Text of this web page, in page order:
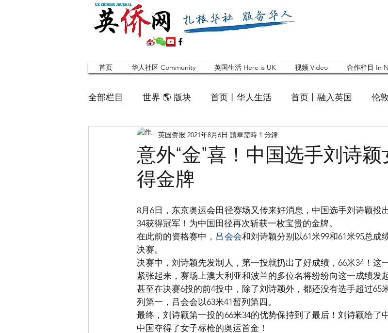
首页 华人社区 Community 英国生活 Here is UK 视频 Video 合作栏目 In
全部栏目 世界 🌎 版块 首页丨华人生活 首页丨融入英国 伦
英国脱宅指南 Time out 英国快乐肥宅指南 Cola
寻找组织 Friends
合作栏目 留学生 英国白金汉大学中国校友会
意外“金”喜！中国选手刘诗
得金牌
英国侨报 2021年8月6日 讀畢需時 1 分鐘
8月6日，东京奥运会田径赛场又传来好消息，中国选手刘诗颖投
34获得冠军！为中国田径再次斩获一枚宝贵的金牌。
在此前的资格赛中， 吕会会和刘诗颖分别以61米99和61米95总
决赛。
决赛中，刘诗颖先发制人，第一投就扔出了好成绩，66米34！这
紧张起来，赛场上澳大利亚和波兰的多位名将纷纷向这一成绩发
甚至在决赛6投的前4投中，除了刘诗颖外，都还没有选手超过65
列第一，吕会会以63米41暂列第四。
最终，刘诗颖第一投的66米34的优势保持到了最后！刘诗颖给了
中国夺得了女子标枪的奥运首金！